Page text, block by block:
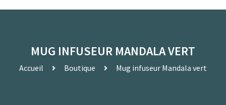
MUG INFUSEUR MANDALA VERT
Accueil Boutique Mug infuseur Mandala vert